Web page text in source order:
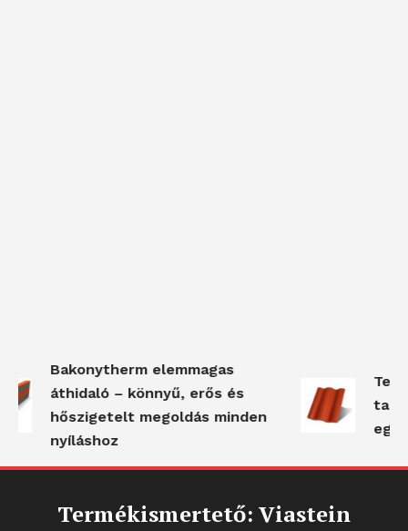
Bakonytherm elemmagas
áthidaló – könnyű, erős és
hőszigetelt megoldás minden
nyíláshoz
Termékismertető: Viastein